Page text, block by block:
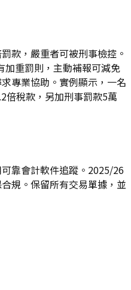
款，嚴重者可被刑事檢控。
加重罰則，主動補報可減免
專業協助。實例顯示，一名
倍稅款，另加刑事罰款5萬
靠會計軟件追蹤。2025/26
規。保留所有交易單據，並